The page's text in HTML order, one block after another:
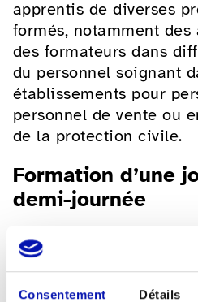
Consentement Détails
apprentis de diverses
formés, notamment des
des formateurs dans
du personnel soignant
établissements pour
personnel de vente ou
de la protection civile.
Formation d’une
demi-journée
Les formations d’une
demi-journée
éléments suivants: